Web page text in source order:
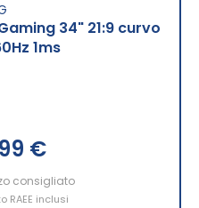
34" 21:9 curvo
1ms
€
consigliato
RAEE inclusi